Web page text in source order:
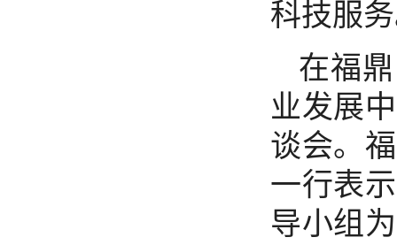
科技服
在福
业发展
谈会。
一行表
导小组